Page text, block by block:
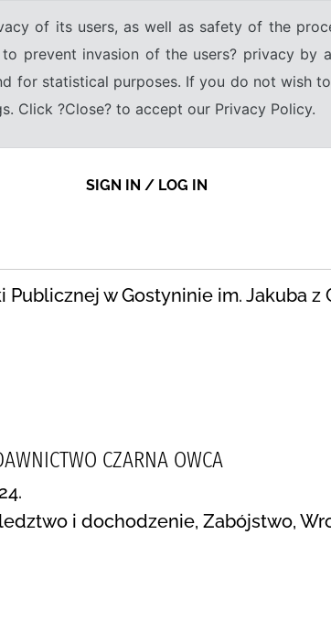
of its users, as well as safety of the
prevent invasion of the users? privacy by
for statistical purposes. If you do not wish
Click ?Close? to accept our Privacy Policy.
SIGN IN / LOG IN
w Gostyninie im. Jakuba z
CZARNA OWCA
i dochodzenie, Zabójstwo,